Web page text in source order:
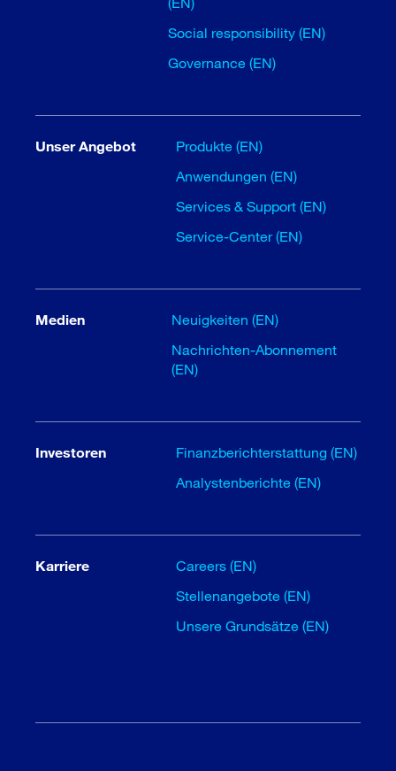
Social responsibility (EN)
Governance (EN)
Unser Angebot
Produkte (EN)
Anwendungen (EN)
Services & Support (EN)
Service-Center (EN)
Medien
Neuigkeiten (EN)
Nachrichten-Abonnement
(EN)
Investoren
Finanzberichterstattung (EN)
Analystenberichte (EN)
Karriere
Careers (EN)
Stellenangebote (EN)
Unsere Grundsätze (EN)